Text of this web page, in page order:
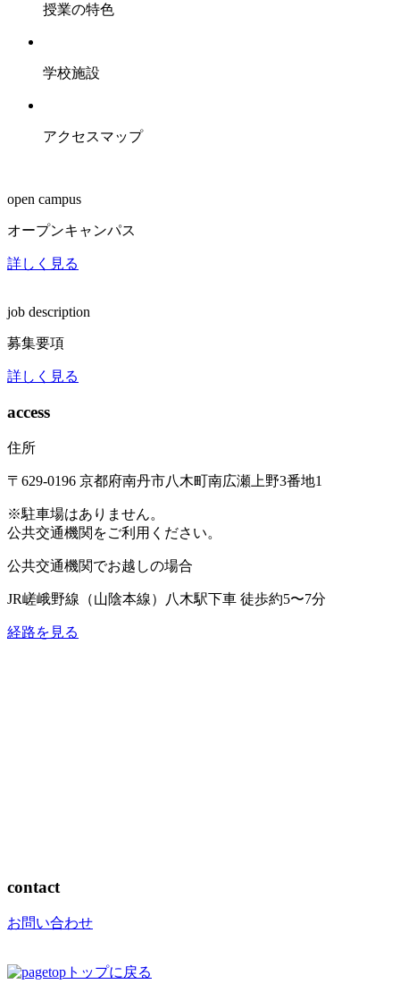
授業の特色
学校施設
アクセスマップ
open campus
オープンキャンパス
詳しく見る
job description
募集要項
詳しく見る
access
住所
〒629-0196 京都府南丹市八木町南広瀬上野3番地1
※駐車場はありません。
公共交通機関をご利用ください。
公共交通機関でお越しの場合
JR嵯峨野線（山陰本線） 八木駅下車 徒歩約5〜7分
経路を見る
contact
お問い合わせ
トップに戻る